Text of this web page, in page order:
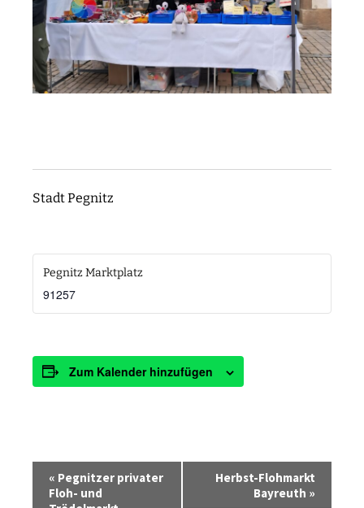
Stadt Pegnitz
Pegnitz Marktplatz
91257
Zum Kalender hinzufügen
« Pegnitzer privater
Floh- und
Herbst-Flohmarkt
Bayreuth »